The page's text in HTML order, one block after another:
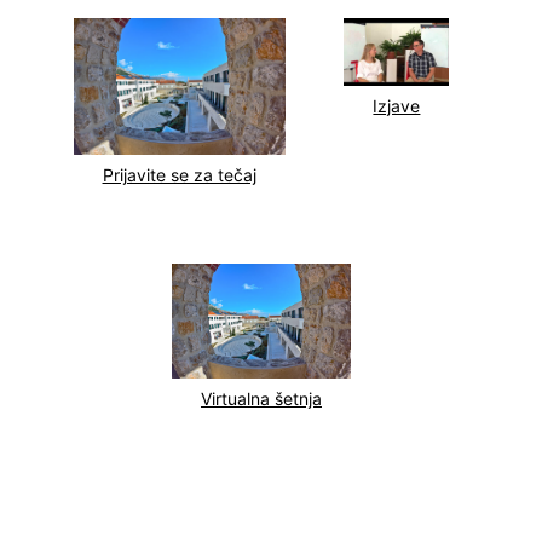
Prijavite se za tečaj
Izjave
Virtualna šetnja